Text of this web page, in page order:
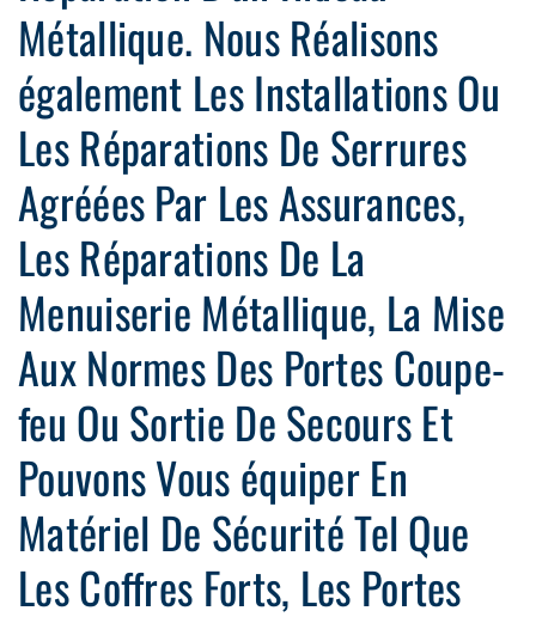
Métallique. Nous Réalisons
également Les Installations Ou
Les Réparations De Serrures
Agréées Par Les Assurances,
Les Réparations De La
Menuiserie Métallique, La Mise
Aux Normes Des Portes Coupe-
feu Ou Sortie De Secours Et
Pouvons Vous équiper En
Matériel De Sécurité Tel Que
Les Coffres Forts, Les Portes